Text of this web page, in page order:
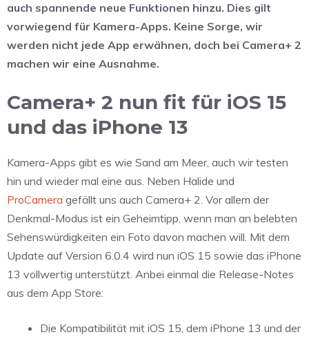
auch spannende neue Funktionen hinzu. Dies gilt
vorwiegend für Kamera-Apps. Keine Sorge, wir
werden nicht jede App erwähnen, doch bei Camera+ 2
machen wir eine Ausnahme.
Camera+ 2 nun fit für iOS 15
und das iPhone 13
Kamera-Apps gibt es wie Sand am Meer, auch wir testen
hin und wieder mal eine aus. Neben Halide und
ProCamera gefällt uns auch Camera+ 2. Vor allem der
Denkmal-Modus ist ein Geheimtipp, wenn man an belebten
Sehenswürdigkeiten ein Foto davon machen will. Mit dem
Update auf Version 6.0.4 wird nun iOS 15 sowie das iPhone
13 vollwertig unterstützt. Anbei einmal die Release-Notes
aus dem App Store:
Die Kompatibilität mit iOS 15, dem iPhone 13 und der